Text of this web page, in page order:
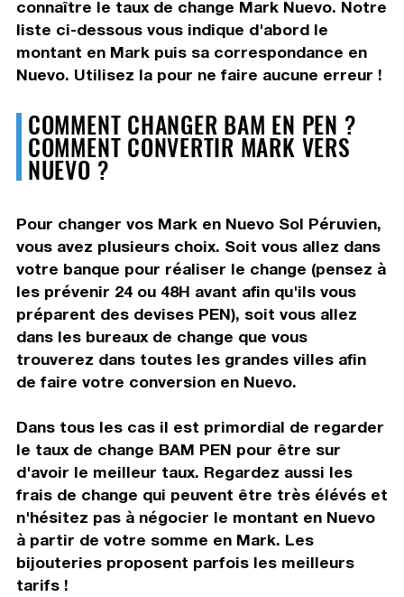
connaître le taux de change Mark Nuevo. Notre
liste ci-dessous vous indique d'abord le
montant en Mark puis sa correspondance en
Nuevo. Utilisez la pour ne faire aucune erreur !
COMMENT CHANGER BAM EN PEN ?
COMMENT CONVERTIR MARK VERS
NUEVO ?
Pour changer vos Mark en Nuevo Sol Péruvien,
vous avez plusieurs choix. Soit vous allez dans
votre banque pour réaliser le change (pensez à
les prévenir 24 ou 48H avant afin qu'ils vous
préparent des devises PEN), soit vous allez
dans les bureaux de change que vous
trouverez dans toutes les grandes villes afin
de faire votre conversion en Nuevo.
Dans tous les cas il est primordial de regarder
le taux de change BAM PEN pour être sur
d'avoir le meilleur taux. Regardez aussi les
frais de change qui peuvent être très élévés et
n'hésitez pas à négocier le montant en Nuevo
à partir de votre somme en Mark. Les
bijouteries proposent parfois les meilleurs
tarifs !